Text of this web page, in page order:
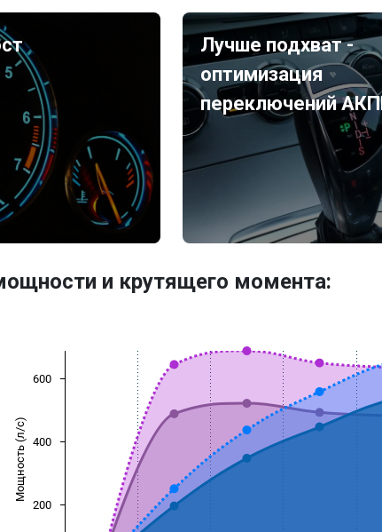
Лучше подхват -
оптимизация
переключений
и крутящего момента:
Мощность (л/с)
200
400
600